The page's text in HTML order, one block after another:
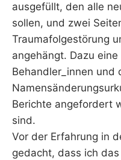
ausgefüllt, den alle
sollen, und zwei
Traumafolgestörung
angehängt. Dazu
Behandler_innen und
Berichte angefordert
sind.
Vor der Erfahrung in
gedacht, dass ich